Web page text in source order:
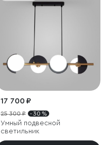
17 700 ₽
25 300 ₽ - 30 %
Умный подвесной
светильник